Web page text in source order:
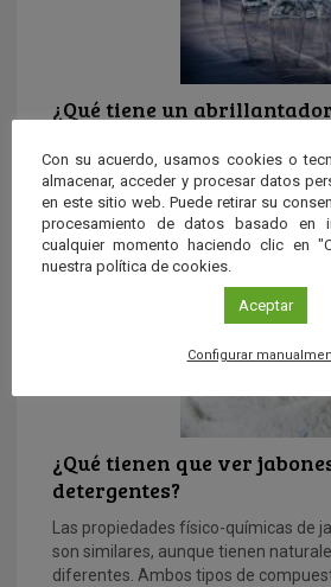
¿Qué tiene un
sustancias que bajan la tensión
habitual el uso […]
¿Qué tienen que ver
detergentes?
Las propiedades físico-químicas de
son similares, aunque tienen
diferentes. Ambos tipos de
Con su acuerdo, usamos cookies o
almacenar, acceder y procesar datos
en este sitio web. Puede retirar su
procesamiento de datos basado en
cualquier momento haciendo clic en
nuestra política de cookies.
Aceptar
Configurar